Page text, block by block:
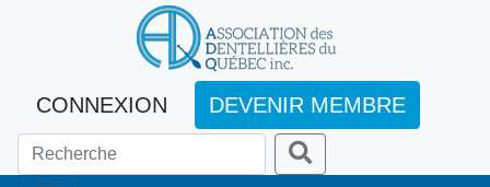
CONNEXION DEVENIR MEMBRE